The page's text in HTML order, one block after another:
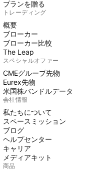
プランを贈る
トレーディング
概要
ブローカー
ブローカー比較
The Leap
スペシャルオファー
CMEグループ先物
Eurex先物
米国株バンドルデータ
会社情報
私たちについて
スペースミッション
ブログ
ヘルプセンター
キャリア
メディアキット
商品